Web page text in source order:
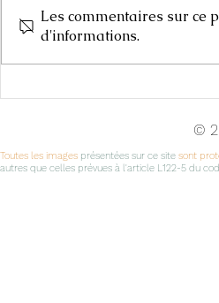
Cours d'Arts Plastiques,
Les commentaires sur ce
d'informations.
©
Toutes les images présentées sur ce site sont
autres que celles prévues à l'article L122-5 du